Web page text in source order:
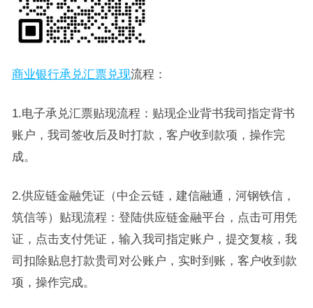
商业银行承兑汇票兑现流程：
1.电子承兑汇票贴现流程：贴现企业背书我司指定背书
账户，我司签收后及时打款，客户收到款项，操作完
成。
2.供应链金融凭证（中企云链，建信融通，河钢铁信，
筑信等）贴现流程：登陆供应链金融平台，点击可用凭
证，点击支付凭证，输入我司指定账户，提交复核，我
司扣除贴息打款贵司对公账户，实时到账，客户收到款
项，操作完成。